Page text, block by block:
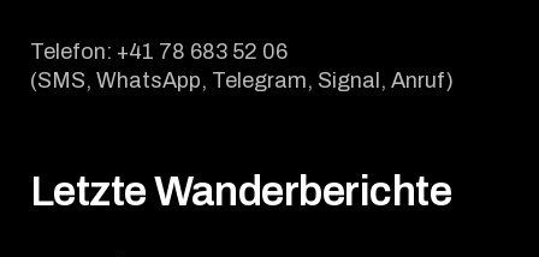
Telefon: +41 78 683 52 06
(SMS, WhatsApp, Telegram, Signal, Anruf)
Letzte Wanderberichte